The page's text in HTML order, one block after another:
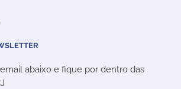
abaixo e fique por dentro das